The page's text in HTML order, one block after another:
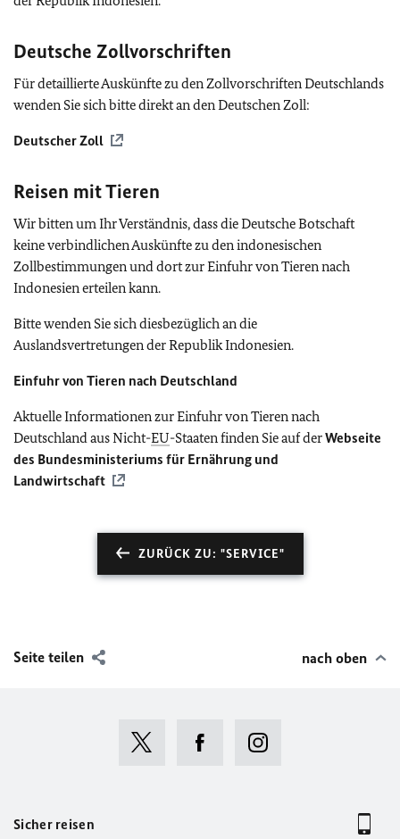
Deutsche Zollvorschriften
Für detaillierte Auskünfte zu den Zollvorschriften Deutschlands
wenden Sie sich bitte direkt an den Deutschen Zoll:
Deutscher Zoll
Reisen mit Tieren
Wir bitten um Ihr Verständnis, dass die Deutsche Botschaft
keine verbindlichen Auskünfte zu den indonesischen
Zollbestimmungen und dort zur Einfuhr von Tieren nach
Indonesien erteilen kann.
Bitte wenden Sie sich diesbezüglich an die
Auslandsvertretungen der Republik Indonesien.
Einfuhr von Tieren nach Deutschland
Aktuelle Informationen zur Einfuhr von Tieren nach
Deutschland aus Nicht-EU-Staaten finden Sie auf derWebseite
des Bundesministeriums für Ernährung und
Landwirtschaft
ZURÜCK ZU: "SERVICE"
Seite teilen nach oben
Sicher reisen